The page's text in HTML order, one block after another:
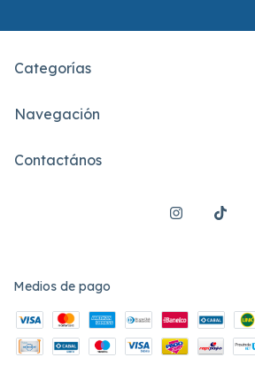
Categorías
Navegación
Contactános
Medios de pago